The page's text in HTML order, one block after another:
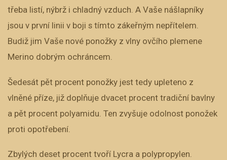
třeba listí, nýbrž i chladný vzduch. A Vaše nášlapníky
jsou v první linii v boji s tímto zákeřným nepřítelem.
Budiž jim Vaše nové ponožky z vlny ovčího plemene
Merino dobrým ochráncem.
Šedesát pět procent ponožky jest tedy upleteno z
vlněné příze, již doplňuje dvacet procent tradiční bavlny
a pět procent polyamidu. Ten zvyšuje odolnost ponožek
proti opotřebení.
Zbylých deset procent tvoří Lycra a polypropylen.